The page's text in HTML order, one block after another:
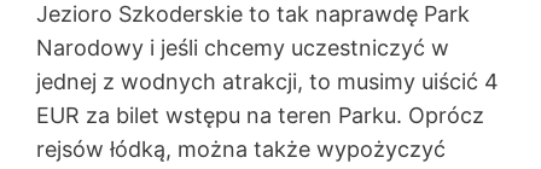
Jezioro Szkoderskie to tak naprawdę Park
Narodowy i jeśli chcemy uczestniczyć w
jednej z wodnych atrakcji, to musimy uiścić 4
EUR za bilet wstępu na teren Parku. Oprócz
rejsów łódką, można także wypożyczyć